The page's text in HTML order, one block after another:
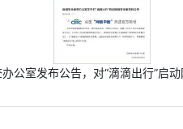
公室发布公告，对“滴滴出行”启